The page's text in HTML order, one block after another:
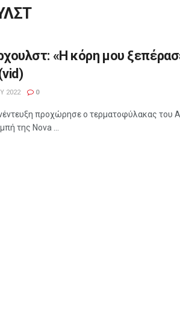
«Η κόρη μου
2022 0
προχώρησε ο τερματοφύλακας του
της Nova ...